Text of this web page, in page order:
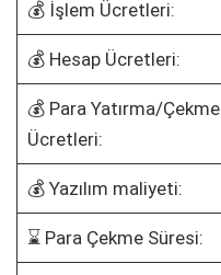
💰 İşlem Ücretleri:
💰 Hesap Ücretleri:
💰 Para Yatırma/Çekme
Ücretleri:
💰 Yazılım maliyeti:
⌛ Para Çekme Süresi: